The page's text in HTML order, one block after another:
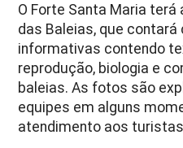
O Forte Santa Maria
das Baleias, que
informativas contendo
reprodução, biologia e
baleias. As fotos são
equipes em alguns
atendimento aos